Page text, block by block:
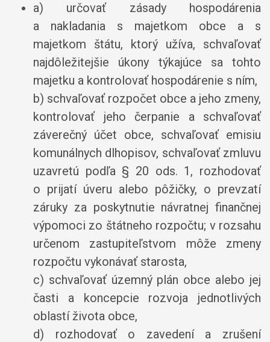
a) určovať zásady hospodárenia
a nakladania s majetkom obce a s
majetkom štátu, ktorý užíva, schvaľovať
najdôležitejšie úkony týkajúce sa tohto
majetku a kontrolovať hospodárenie s ním,
b) schvaľovať rozpočet obce a jeho zmeny,
kontrolovať jeho čerpanie a schvaľovať
záverečný účet obce, schvaľovať emisiu
komunálnych dlhopisov, schvaľovať zmluvu
uzavretú podľa § 20 ods. 1, rozhodovať
o prijatí úveru alebo pôžičky, o prevzatí
záruky za poskytnutie návratnej finančnej
výpomoci zo štátneho rozpočtu; v rozsahu
určenom zastupiteľstvom môže zmeny
rozpočtu vykonávať starosta,
c) schvaľovať územný plán obce alebo jej
časti a koncepcie rozvoja jednotlivých
oblastí života obce,
d) rozhodovať o zavedení a zrušení